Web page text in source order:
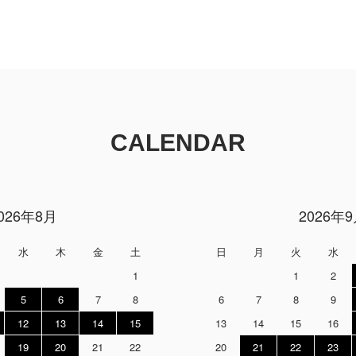
CALENDAR
年8月
水 木 金
土
1
5 6 7
8
12 13 14
15
19 20 21 22
2026年
日 月 火
水
1
2
6
7 8
9
13
14 15
16
20
21 22 23